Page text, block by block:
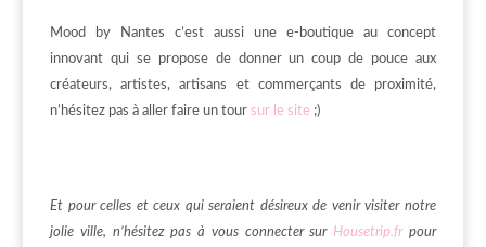
Mood by Nantes c’est aussi une e-boutique au concept
innovant qui se propose de donner un coup de pouce aux
créateurs, artistes, artisans et commerçants de proximité,
n’hésitez pas à aller faire un tour sur le site ;)
Et pour celles et ceux qui seraient désireux de venir visiter notre
jolie ville, n’hésitez pas à vous connecter sur Housetrip.frpour